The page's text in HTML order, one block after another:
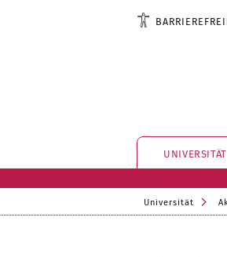
UNIVERSITÄT
Universität